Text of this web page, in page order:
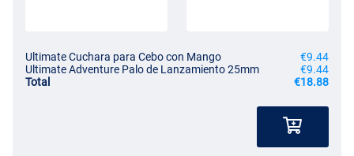
Ultimate Cuchara para Cebo con Mango
€9.44
Ultimate Adventure Palo de Lanzamiento 25mm
€9.44
Total
€18.88